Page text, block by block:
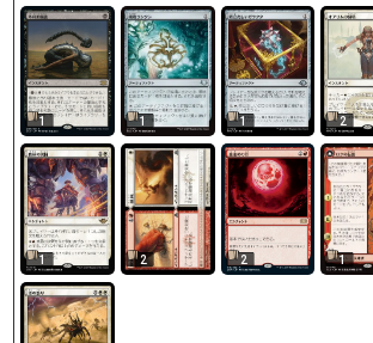
1 1 1 2
1 2 2 1